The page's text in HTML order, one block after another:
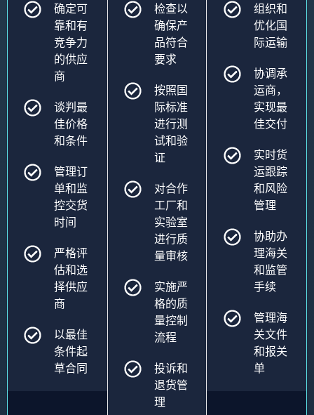
确定可
靠和有
竞争力
的供应
商
谈判最
佳价格
和条件
管理订
单和监
控交货
时间
严格评
估和选
择供应
商
以最佳
条件起
草合同
检查以
确保产
品符合
要求
按照国
际标准
进行测
试和验
证
对合作
工厂和
实验室
进行质
量审核
实施严
格的质
量控制
流程
投诉和
退货管
理
组织和
优化国
际运输
协调承
运商，
实现最
佳交付
实时货
运跟踪
和风险
管理
协助办
理海关
和监管
手续
管理海
关文件
和报关
单